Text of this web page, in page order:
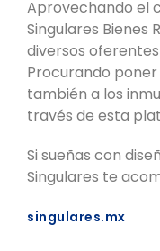
Aprovechando el
Singulares Bienes
diversos
Procurando
también a los
través de esta
Si sueñas con
Singulares te
singulares.mx